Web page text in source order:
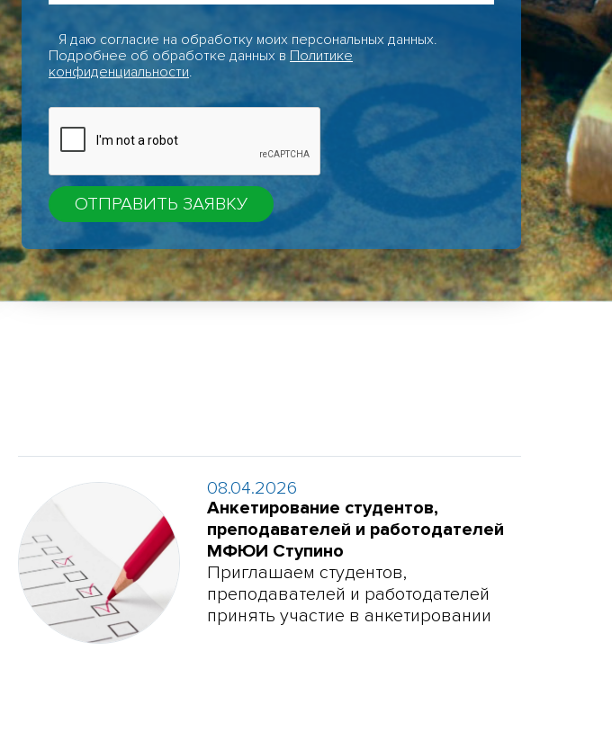
Я даю согласие на обработку моих персональных данных.
Подробнее об обработке данных в Политике
конфиденциальности.
08.04.2026
Анкетирование студентов,
преподавателей и работодателей
МФЮИ Ступино
Приглашаем студентов,
преподавателей и работодателей
принять участие в анкетировании